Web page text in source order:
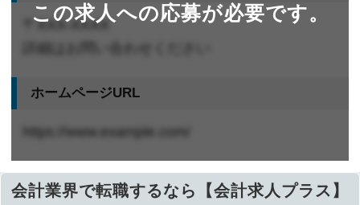
この求人への応募が必要です。
〒XXX-XXXX
ホームページURL
https://www.example.com/
会計業界で転職するなら【会計求人プラス】